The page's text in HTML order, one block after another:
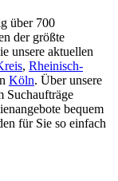
über 700
der größte
unsere aktuellen
, Rheinisch-
Köln. Über unsere
Suchaufträge
bequem
für Sie so einfach